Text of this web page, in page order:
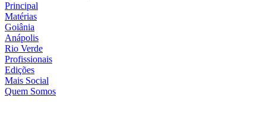
Principal
Matérias
Goiânia
Anápolis
Rio Verde
Profissionais
Edições
Mais Social
Quem Somos